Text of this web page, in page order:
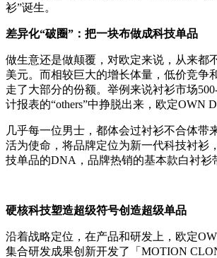
衫”诞生。
差异化“破圈”： 把一块布做成科技单品
做生意还是做颠覆，对欧定来说，从来都
美元。而相较巨大的增长体量，低价竞争
走了大部分的份额。举例来说衬衫市场
计报表的“others”中挣脱出来，欧定OWN
几乎每一位男士，都体会过衬衫不合体
活为使命，将品牌定位为新一代科技衬衫
技单品的DNA，品牌热销的基本款白衬衫
硬核科技塑造超级符号创造超级单品
沿着战略定位，在产品和研发上，欧定
集合研发成果创新开发了「MOTION